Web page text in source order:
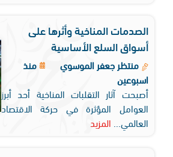
الصدمات المناخية وأثرها على
أسواق السلع الأساسية
منتظر جعفر الموسوي
منذ
اسبوعين
أصبحت آثار التقلبات المناخية أحد أبرز
العوامل المؤثرة في حركة الاقتصاد
العالمي...
المزيد